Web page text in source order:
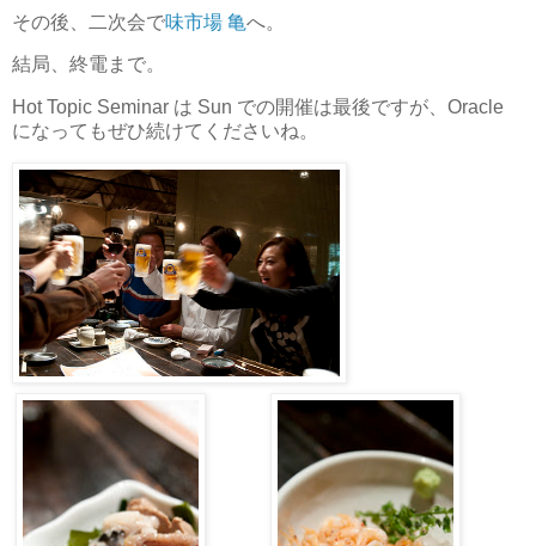
その後、二次会で味市場 亀へ。
結局、終電まで。
Hot Topic Seminar は Sun での開催は最後ですが、Oracle
になってもぜひ続けてくださいね。